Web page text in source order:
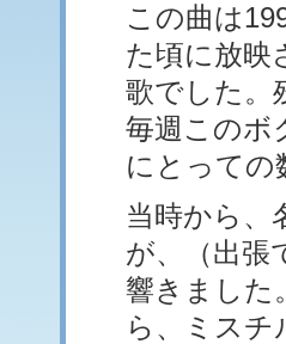
この曲は
た頃に放映
歌でした。
毎週このボ
にとっての
当時から、
が、（出張
響きました
ら、ミスチ